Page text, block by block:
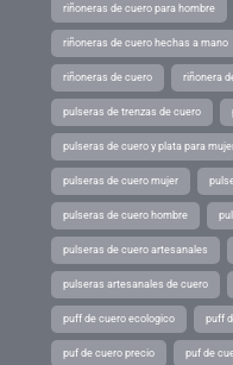
riñoneras de cuero para hombre
riñoneras de cuero hechas a mano
riñoneras de cuero riñonera
pulseras de trenzas de cuero
pulseras de cuero y plata para
pulseras de cuero mujer
pulseras de cuero hombre
pulseras de cuero artesanales
pulseras artesanales de cuero
puff de cuero ecologico puff
puf de cuero precio puf de